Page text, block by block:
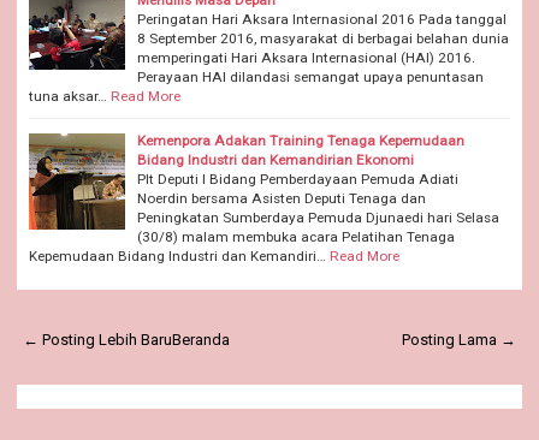
Peringatan Hari Aksara Internasional 2016 Pada tanggal
8 September 2016, masyarakat di berbagai belahan dunia
memperingati Hari Aksara Internasional (HAI) 2016.
Perayaan HAI dilandasi semangat upaya penuntasan
tuna aksar… Read More
Kemenpora Adakan Training Tenaga Kepemudaan
Bidang Industri dan Kemandirian Ekonomi
Plt Deputi I Bidang Pemberdayaan Pemuda Adiati
Noerdin bersama Asisten Deputi Tenaga dan
Peningkatan Sumberdaya Pemuda Djunaedi hari Selasa
(30/8) malam membuka acara Pelatihan Tenaga
Kepemudaan Bidang Industri dan Kemandiri… Read More
← Posting Lebih Baru Posting Lama →
Beranda